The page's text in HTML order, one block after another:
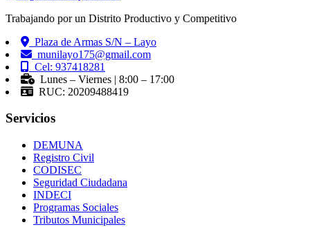
Trabajando por un Distrito Productivo y Competitivo
Plaza de Armas S/N – Layo
munilayo175@gmail.com
Cel: 937418281
Lunes – Viernes | 8:00 – 17:00
RUC: 20209488419
Servicios
DEMUNA
Registro Civil
CODISEC
Seguridad Ciudadana
INDECI
Programas Sociales
Tributos Municipales